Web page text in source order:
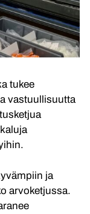
tukee
vastuullisuutta
ja
arvoketjussa.